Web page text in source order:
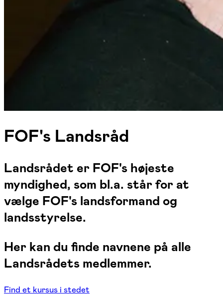
FOF's Landsråd
Landsrådet er FOF's højeste
myndighed, som bl.a. står for at
vælge FOF's landsformand og
landsstyrelse.
Her kan du finde navnene på alle
Landsrådets medlemmer.
Find et kursus i stedet